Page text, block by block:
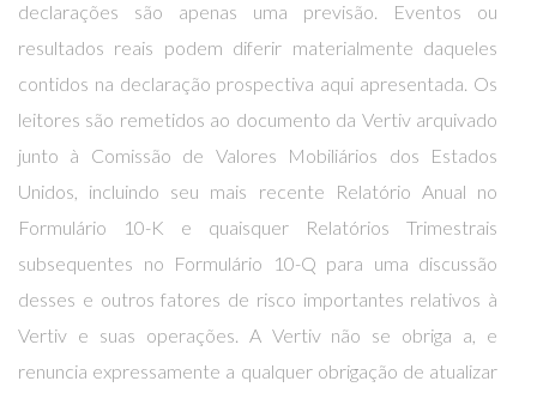
declarações são apenas uma previsão. Eventos ou
resultados reais podem diferir materialmente daqueles
contidos na declaração prospectiva aqui apresentada. Os
leitores são remetidos ao documento da Vertiv arquivado
junto à Comissão de Valores Mobiliários dos Estados
Unidos, incluindo seu mais recente Relatório Anual no
Formulário 10-K e quaisquer Relatórios Trimestrais
subsequentes no Formulário 10-Q para uma discussão
desses e outros fatores de risco importantes relativos à
Vertiv e suas operações. A Vertiv não se obriga a, e
renuncia expressamente a qualquer obrigação de atualizar